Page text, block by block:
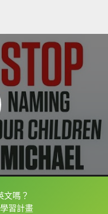
文嗎？
習計畫
查字典喔！